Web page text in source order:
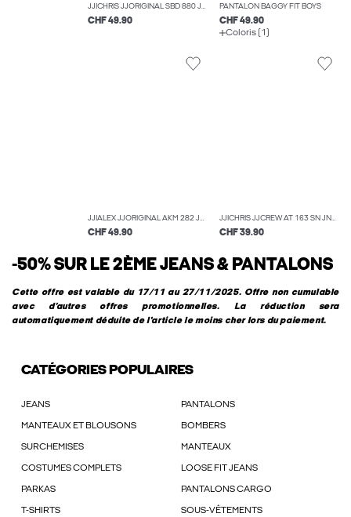
JJICHRIS JJORIGINAL SBD 880 JNR JEAN COUPE DÉCONTRACTÉE BOYS
CHF 49.90
PANTALON BAGGY FIT BOYS
CHF 49.90
Coloris (1)
JJIALEX JJORIGINAL AKM 282 JNR JEAN BAGGY FIT BOYS
CHF 49.90
JJICHRIS JJCREW AT 163 SN JNR JEAN COUPE DÉCONTRACTÉE BOYS
CHF 39.90
-50% SUR LE 2ÈME JEANS & PANTALONS
Cette offre est valable du 17/11 au 27/11/2025. Offre non cumulable
avec d’autres offres promotionnelles. La réduction sera
automatiquement déduite de l'article le moins cher lors du paiement.
CATÉGORIES POPULAIRES
JEANS PANTALONS
MANTEAUX ET BLOUSONS BOMBERS
SURCHEMISES MANTEAUX
COSTUMES COMPLETS LOOSE FIT JEANS
PARKAS PANTALONS CARGO
T-SHIRTS SOUS-VÊTEMENTS